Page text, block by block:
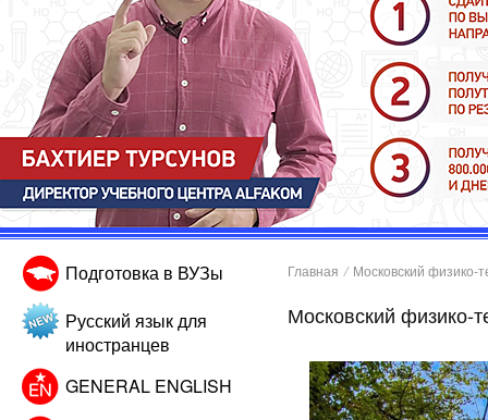
Подготовка в ВУЗы
Русский язык для
иностранцев
GENERAL ENGLISH
Главная / Московский физико-
Московский физико-